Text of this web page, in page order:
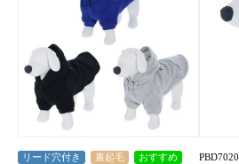
リード穴付き 裏起毛 おすすめ PBD7020